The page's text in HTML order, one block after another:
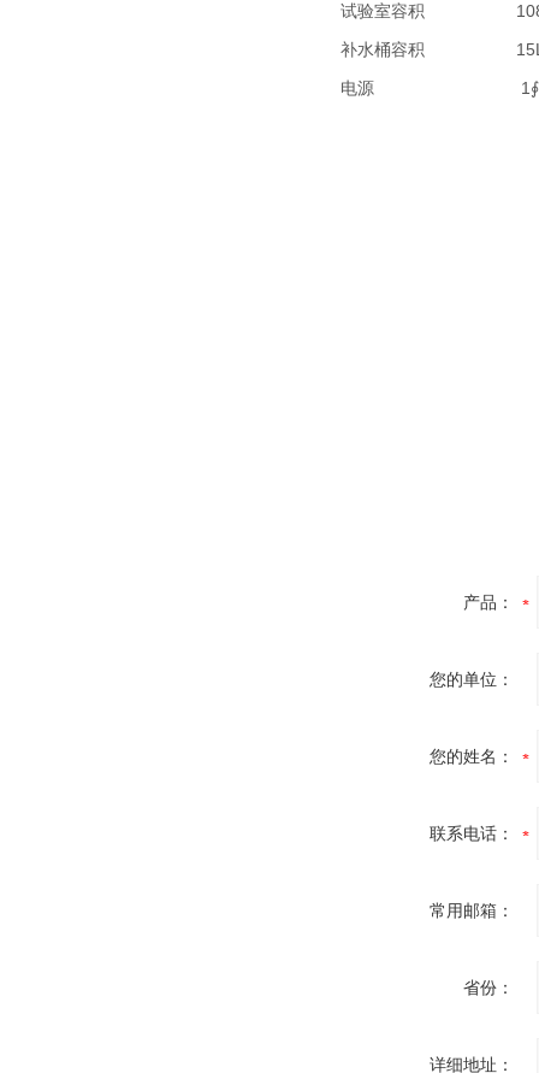
试验室容积
补水桶容积
电源
产品：
您的单位：
您的姓名：
联系电话：
常用邮箱：
省份：
详细地址：